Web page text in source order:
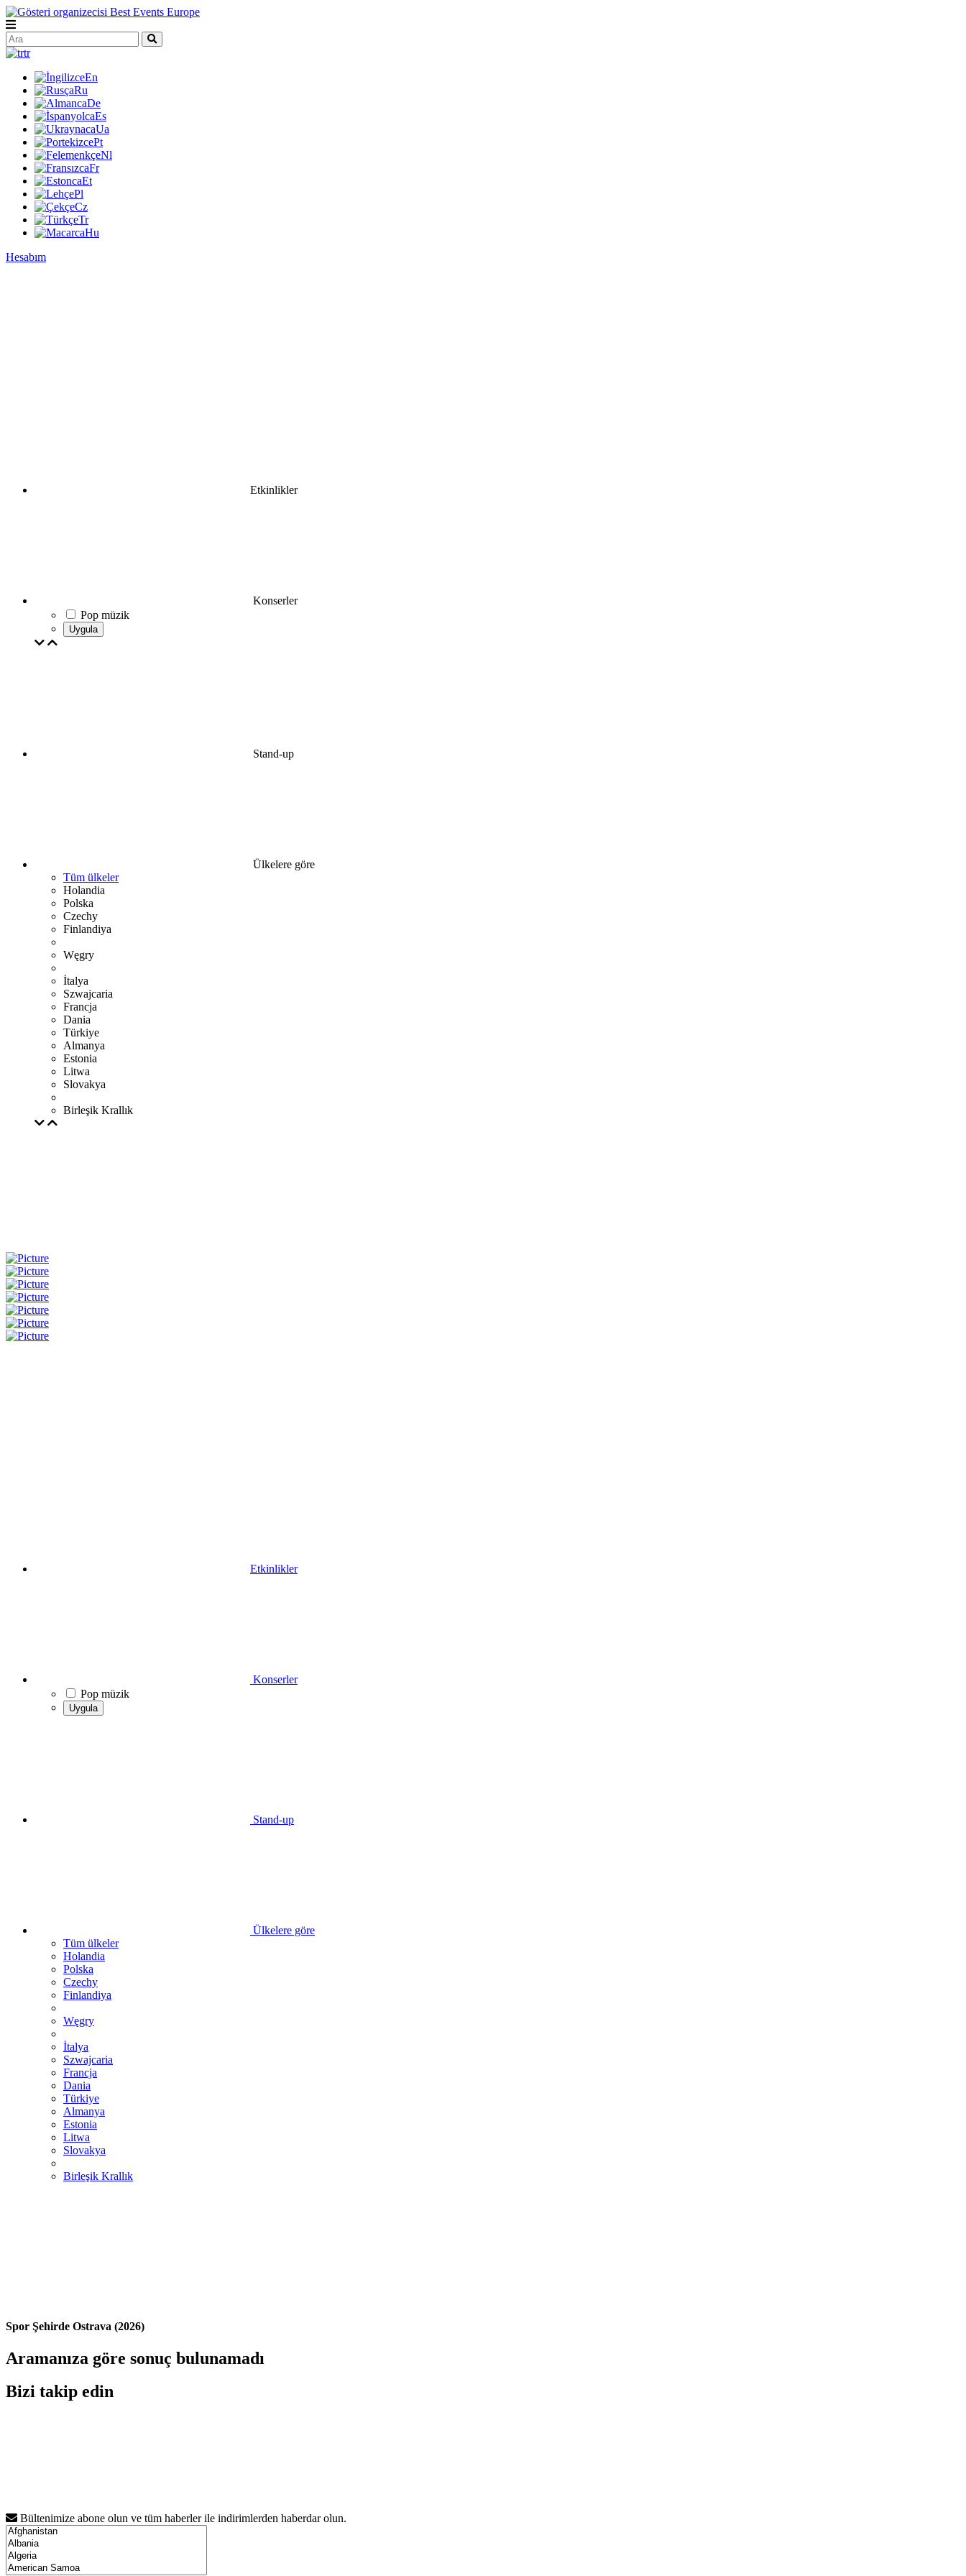
tr
En
Ru
De
Es
Ua
Pt
Nl
Fr
Et
Pl
Cz
Tr
Hu
Hesabım
Etkinlikler
Konserler
Pop müzik
Uygula
Stand-up
Ülkelere göre
Tüm ülkeler
Holandia
Polska
Czechy
Finlandiya
Węgry
İtalya
Szwajcaria
Francja
Dania
Türkiye
Almanya
Estonia
Litwa
Slovakya
Birleşik Krallık
Etkinlikler
Konserler
Pop müzik
Uygula
Stand-up
Ülkelere göre
Tüm ülkeler
Holandia
Polska
Czechy
Finlandiya
Węgry
İtalya
Szwajcaria
Francja
Dania
Türkiye
Almanya
Estonia
Litwa
Slovakya
Birleşik Krallık
Spor Şehirde Ostrava (2026)
Aramanıza göre sonuç bulunamadı
Bizi takip edin
Bültenimize abone olun ve tüm haberler ile indirimlerden haberdar olun.